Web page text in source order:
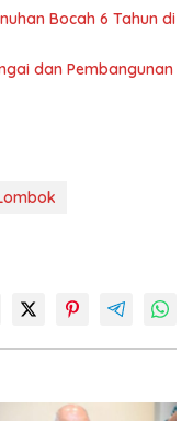
Bocah 6 Tahun di
dan Pembangunan